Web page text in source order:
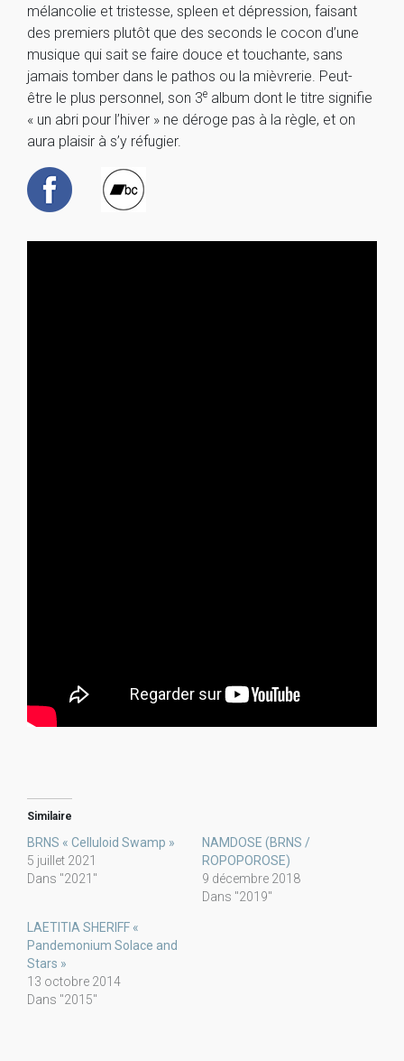
mélancolie et tristesse, spleen et dépression, faisant
des premiers plutôt que des seconds le cocon d’une
musique qui sait se faire douce et touchante, sans
jamais tomber dans le pathos ou la mièvrerie. Peut-
être le plus personnel, son 3e album dont le titre signifie
« un abri pour l’hiver » ne déroge pas à la règle, et on
aura plaisir à s’y réfugier.
Similaire
BRNS « Celluloid Swamp »
5 juillet 2021
Dans "2021"
NAMDOSE (BRNS /
ROPOPOROSE)
9 décembre 2018
Dans "2019"
LAETITIA SHERIFF «
Pandemonium Solace and
Stars »
13 octobre 2014
Dans "2015"